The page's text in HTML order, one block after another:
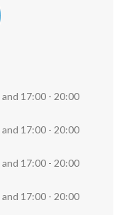
and 17:00 - 20:00
and 17:00 - 20:00
and 17:00 - 20:00
and 17:00 - 20:00